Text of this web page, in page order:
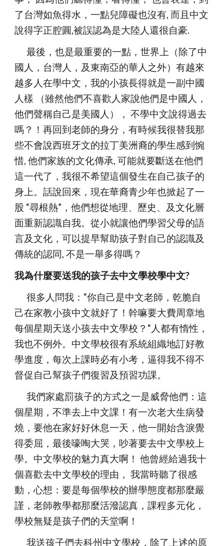
了台灣如魚得水，一點兒障礙也沒有, 而且中文
說得字正腔圓,被誤認為是大陸人還很自豪.
      最後，也是最重要的一點，世界上（除了中
國人，台灣人，及東南亞的華人之外）有越來
越多人在學中文，我的小孩長得就是一副中國
人樣 （雖然他們不喜歡人家說他們是中國人，
他們聲稱自己是美國人）， 不學中文說得過去
嗎？！再回到老師的身分，有時候我很替我那
些不會說西班牙文的拉丁美洲裔的學生感到惋
惜, 他們家族的文化傳承, 可能就要斷送在他們
這一代了，我很不希望這個發生在自己孩子的
身上。話說回來，現在華裔青少年也掀起了一
股 “尋根熱”，他們想從地理、歷史、及文化層
面重新認識自我。從小就讓他們學習父母的語
言及文化，可以提早幫助孩子對自己的認識及
傳統的認同, 不是一舉多得嗎？
我為什麼要送我的孩子去中文學校學中文?
      很多人問我：“你自己是中文老師，乾脆自
己在家教小孩中文就好了！幹嘛要大費周章地
每個星期天送小孩去中文學校？“人都有惰性，
我也不例外。中文學校很有系統組織地訂好教
學進度，每次上課時必有小考，逼得我不得不
督促自己幫孩子們復習及預習功課。
      我們家處罰孩子的方式之一是威脅他們：這
個星期，不準去上中文課！有一次老大生病發
燒，要他在家好好休息一天，他一開始含淚覺
得委屈，最後嚎啕大哭，吵著要去中文學校上
學。中文學校的魅力真大啊！ 他曾經給過我十
個喜歡去中文學校的理由， 我當時聽了很感
動，心想：要是每個學校的辦學態度都那麼嚴
謹，老師教學都那麼活潑認真，課程多元化，
學校無疑是孩子們的天堂啊！
      我送孩子們去科州中文學校，除了上述的原